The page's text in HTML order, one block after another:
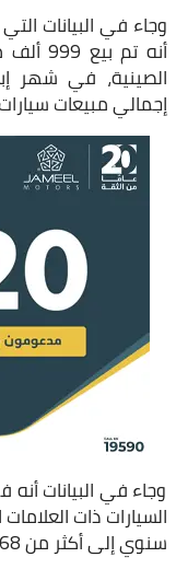
وجاء في البيانات
أنه
إجمالي مبيعات
وجاء في البيانات
سنوي إلى أكثر من 3.68 مليون وحدة.